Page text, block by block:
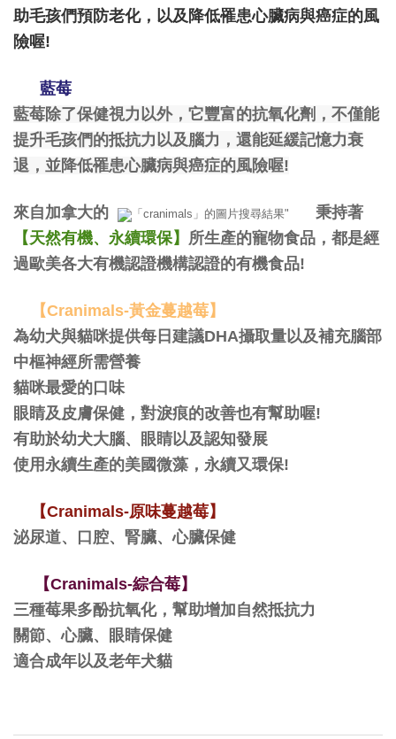
助毛孩們預防老化，以及降低罹患心臟病與癌症的風
險喔!
藍莓
藍莓除了保健視力以外，它豐富的抗氧化劑，不僅能
提升毛孩們的抵抗力以及腦力，還能延緩記憶力衰
退，並降低罹患心臟病與癌症的風險喔!
來自加拿大的
秉持著
【天然有機、永續環保】 所生產的寵物食品，都是經
過歐美各大有機認證機構認證的有機食品!
【Cranimals-黃金蔓越莓】
為幼犬與貓咪提供每日建議DHA攝取量以及補充腦部
中樞神經所需營養
貓咪最愛的口味
眼睛及皮膚保健，對淚痕的改善也有幫助喔!
有助於幼犬大腦、眼睛以及認知發展
使用永續生產的美國微藻，永續又環保!
【Cranimals-原味蔓越莓】
泌尿道、口腔、腎臟、心臟保健
【Cranimals-綜合莓】
三種莓果多酚抗氧化，幫助增加自然抵抗力
關節、心臟、眼睛保健
適合成年以及老年犬貓